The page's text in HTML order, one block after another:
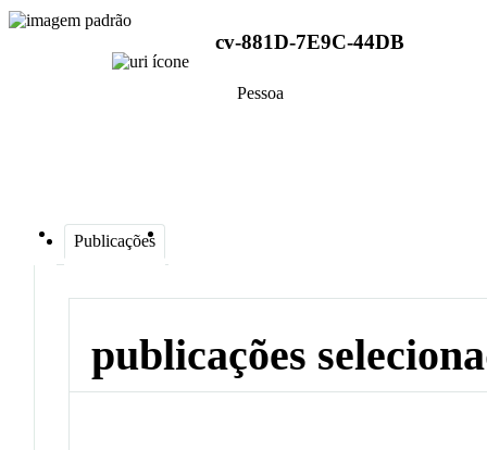
cv-881D-7E9C-44DB
Pessoa
Publicações
publicações